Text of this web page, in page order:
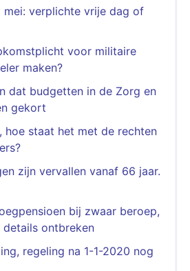
mei: verplichte vrije dag of
voor militaire
maken?
dat budgetten in de Zorg en
gekort
hoe staat het met de rechten
zijn vervallen vanaf 66 jaar.
bij zwaar beroep,
details ontbreken
regeling na 1-1-2020 nog